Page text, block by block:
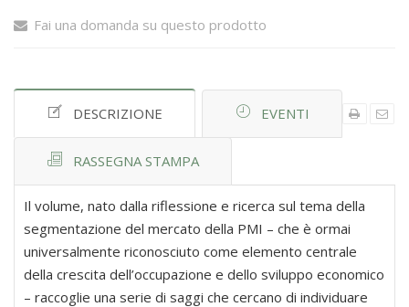
Fai una domanda su questo prodotto
DESCRIZIONE EVENTI
RASSEGNA STAMPA
Il volume, nato dalla riflessione e ricerca sul tema della
segmentazione del mercato della PMI – che è ormai
universalmente riconosciuto come elemento centrale
della crescita dell’occupazione e dello sviluppo economico
– raccoglie una serie di saggi che cercano di individuare